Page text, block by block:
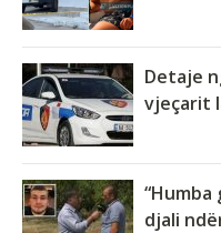
Detaje
vjeçarit
djali